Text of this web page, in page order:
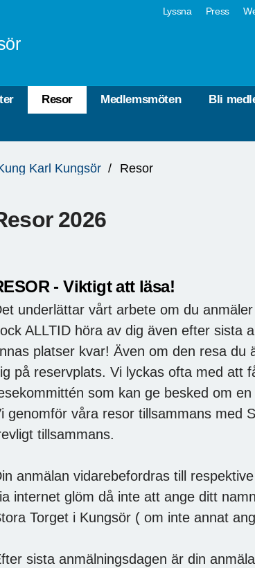
Lyssna Press
Resor Medlemsmöten Bli
Karl Kungsör Resor
2026
- Viktigt att läsa!
underlättar vårt arbete om du
ALLTID höra av dig även efter sista
platser kvar! Även om den resa du
på reservplats. Vi lyckas ofta med att
som kan ge besked
genomför våra resor tillsammans med
tillsammans.
anmälan vidarebefordras till
internet glöm då inte att ange ditt
Torget i Kungsör ( om inte annat
sista anmälningsdagen är din